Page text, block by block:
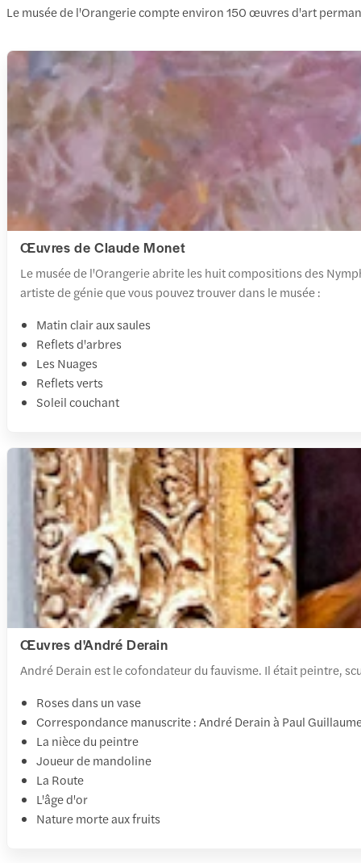
Le musée de l'Orangerie compte environ 150 œuvres d'art
Œuvres de Claude Monet
Le musée de l'Orangerie abrite les huit compositions des
artiste de génie que vous pouvez trouver dans le musée :
Matin clair aux saules
Reflets d'arbres
Les Nuages
Reflets verts
Soleil couchant
Œuvres d'André Derain
André Derain est le cofondateur du fauvisme. Il était peintre,
Roses dans un vase
Correspondance manuscrite : André Derain à Paul
La nièce du peintre
Joueur de mandoline
La Route
L'âge d'or
Nature morte aux fruits